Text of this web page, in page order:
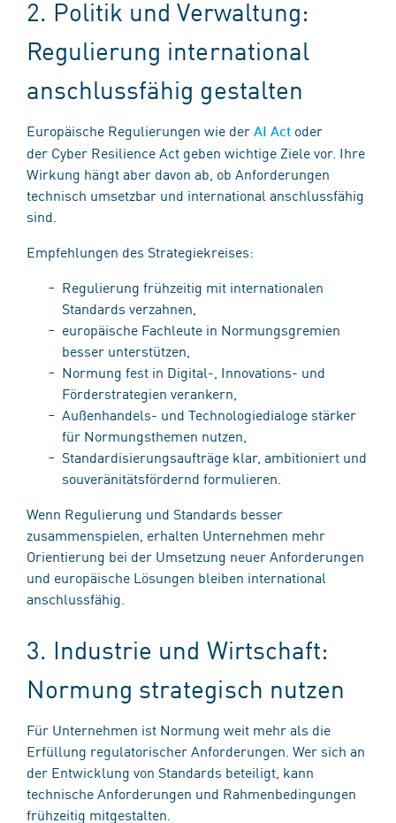
2. Politik und Verwaltung:
Regulierung international
anschlussfähig gestalten
Europäische Regulierungen wie der AI Act oder
der Cyber Resilience Act geben wichtige Ziele vor. Ihre
Wirkung hängt aber davon ab, ob Anforderungen
technisch umsetzbar und international anschlussfähig
sind.
Empfehlungen des Strategiekreises:
Regulierung frühzeitig mit internationalen
Standards verzahnen,
europäische Fachleute in Normungsgremien
besser unterstützen,
Normung fest in Digital-, Innovations- und
Förderstrategien verankern,
Außenhandels- und Technologiedialoge stärker
für Normungsthemen nutzen,
Standardisierungsaufträge klar, ambitioniert und
souveränitätsfördernd formulieren.
Wenn Regulierung und Standards besser
zusammenspielen, erhalten Unternehmen mehr
Orientierung bei der Umsetzung neuer Anforderungen
und europäische Lösungen bleiben international
anschlussfähig.
3. Industrie und Wirtschaft:
Normung strategisch nutzen
Für Unternehmen ist Normung weit mehr als die
Erfüllung regulatorischer Anforderungen. Wer sich an
der Entwicklung von Standards beteiligt, kann
technische Anforderungen und Rahmenbedingungen
frühzeitig mitgestalten.